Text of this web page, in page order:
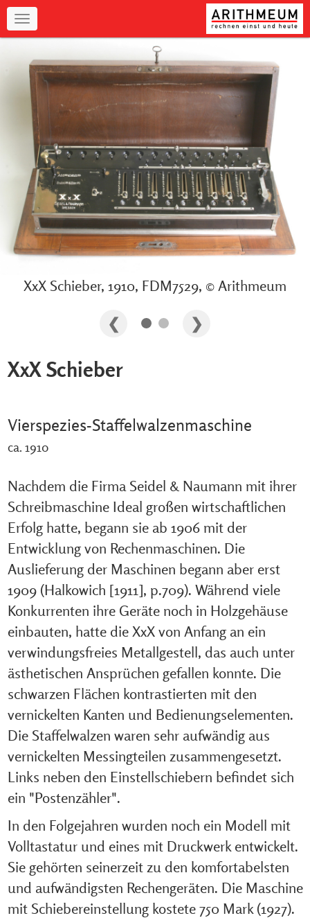
Navigation
XxX Schieber, 1910, FDM7529, © Arithmeum
XxX Schieber
Vierspezies-Staffelwalzenmaschine
ca. 1910
Nachdem die Firma Seidel & Naumann mit ihrer
Schreibmaschine Ideal großen wirtschaftlichen
Erfolg hatte, begann sie ab 1906 mit der
Entwicklung von Rechenmaschinen. Die
Auslieferung der Maschinen begann aber erst
1909 (Halkowich [1911], p.709). Während viele
Konkurrenten ihre Geräte noch in Holzgehäuse
einbauten, hatte die XxX von Anfang an ein
verwindungsfreies Metallgestell, das auch unter
ästhetischen Ansprüchen gefallen konnte. Die
schwarzen Flächen kontrastierten mit den
vernickelten Kanten und Bedienungselementen.
Die Staffelwalzen waren sehr aufwändig aus
vernickelten Messingteilen zusammengesetzt.
Links neben den Einstellschiebern befindet sich
ein "Postenzähler".
In den Folgejahren wurden noch ein Modell mit
Volltastatur und eines mit Druckwerk entwickelt.
Sie gehörten seinerzeit zu den komfortabelsten
und aufwändigsten Rechengeräten. Die Maschine
mit Schiebereinstellung kostete 750 Mark (1927).